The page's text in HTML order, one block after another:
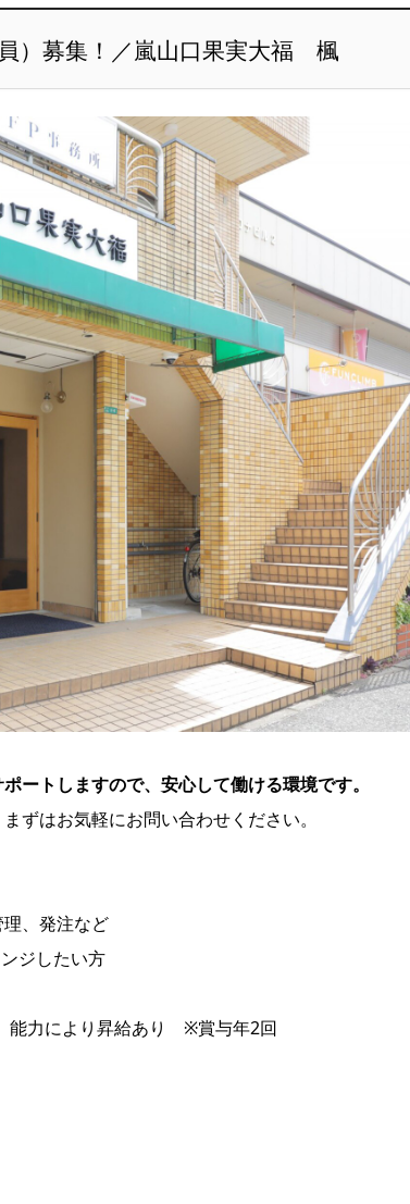
）募集！／嵐山口果実大福 楓
ートしますので、安心して働ける環境です。
まずはお気軽にお問い合わせください。
、発注など
ジしたい方
能力により昇給あり ※賞与年2回